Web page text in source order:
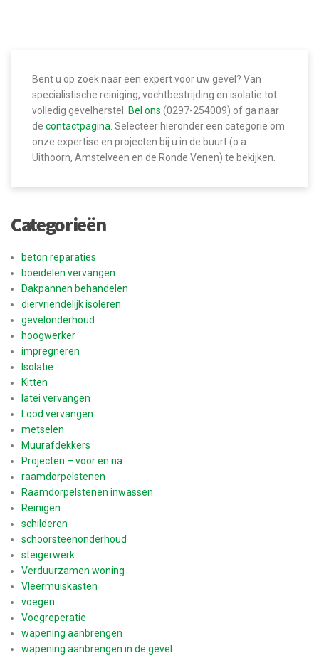
Bent u op zoek naar een expert voor uw gevel? Van
specialistische reiniging, vochtbestrijding en isolatie tot
volledig gevelherstel.
Bel ons (0297-254009) of ga naar
de contactpagina . Selecteer hieronder een categorie om
onze expertise en projecten bij u in de buurt (o.a.
Uithoorn, Amstelveen en de Ronde Venen) te bekijken.
Categorieën
beton reparaties
boeidelen vervangen
Dakpannen behandelen
diervriendelijk isoleren
gevelonderhoud
hoogwerker
impregneren
Isolatie
Kitten
latei vervangen
Lood vervangen
metselen
Muurafdekkers
Projecten – voor en na
raamdorpelstenen
Raamdorpelstenen inwassen
Reinigen
schilderen
schoorsteenonderhoud
steigerwerk
Verduurzamen woning
Vleermuiskasten
voegen
Voegreperatie
wapening aanbrengen
wapening aanbrengen in de gevel